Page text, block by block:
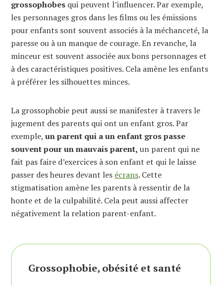
grossophobes qui peuvent l’influencer. Par exemple,
les personnages gros dans les films ou les émissions
pour enfants sont souvent associés à la méchanceté, la
paresse ou à un manque de courage. En revanche, la
minceur est souvent associée aux bons personnages et
à des caractéristiques positives. Cela amène les enfants
à préférer les silhouettes minces.
La grossophobie peut aussi se manifester à travers le
jugement des parents qui ont un enfant gros. Par
exemple, un parent qui a un enfant gros passe
souvent pour un mauvais parent, un parent qui ne
fait pas faire d’exercices à son enfant et qui le laisse
passer des heures devant les écrans. Cette
stigmatisation amène les parents à ressentir de la
honte et de la culpabilité. Cela peut aussi affecter
négativement la relation parent-enfant.
Grossophobie, obésité et santé